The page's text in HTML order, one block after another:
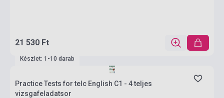
21 530 Ft
Készlet: 1-10 darab
Practice Tests for telc English C1 - 4 teljes
vizsgafeladatsor